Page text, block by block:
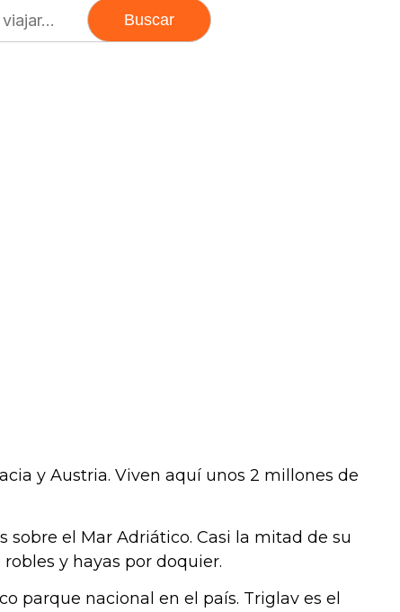
y Austria. Viven aquí unos 2 millones de
sobre el Mar Adriático. Casi la mitad de su
y hayas por doquier.
parque nacional en el país. Triglav es el